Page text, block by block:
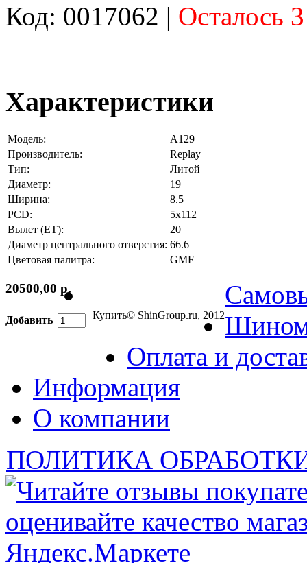
Код: 0017062 | Осталось
Характеристики
Модель:
A129
Производитель:
Replay
Тип:
Литой
Диаметр:
19
Ширина:
8.5
PCD:
5x112
Вылет (ET):
20
Диаметр центрального отверстия: 66.6
Цветовая палитра:
GMF
20500,00 р.
Добавить Купить© ShinGroup.ru, 2012
Оплата и
Информация
О компании
ПОЛИТИКА